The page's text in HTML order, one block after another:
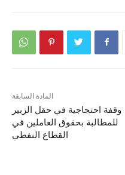
المادة السابقة
وقفة احتجاجية في حقل الزبير
للمطالبة بحقوق العاملين في
القطاع النفطي